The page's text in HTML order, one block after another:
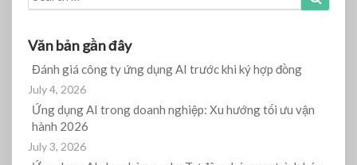
for:
Văn bản gần đây
Đánh giá công ty ứng dụng AI trước khi ký hợp đồng
July 4, 2026
Ứng dụng AI trong doanh nghiệp: Xu hướng tối ưu vận
hành 2026
July 3, 2026